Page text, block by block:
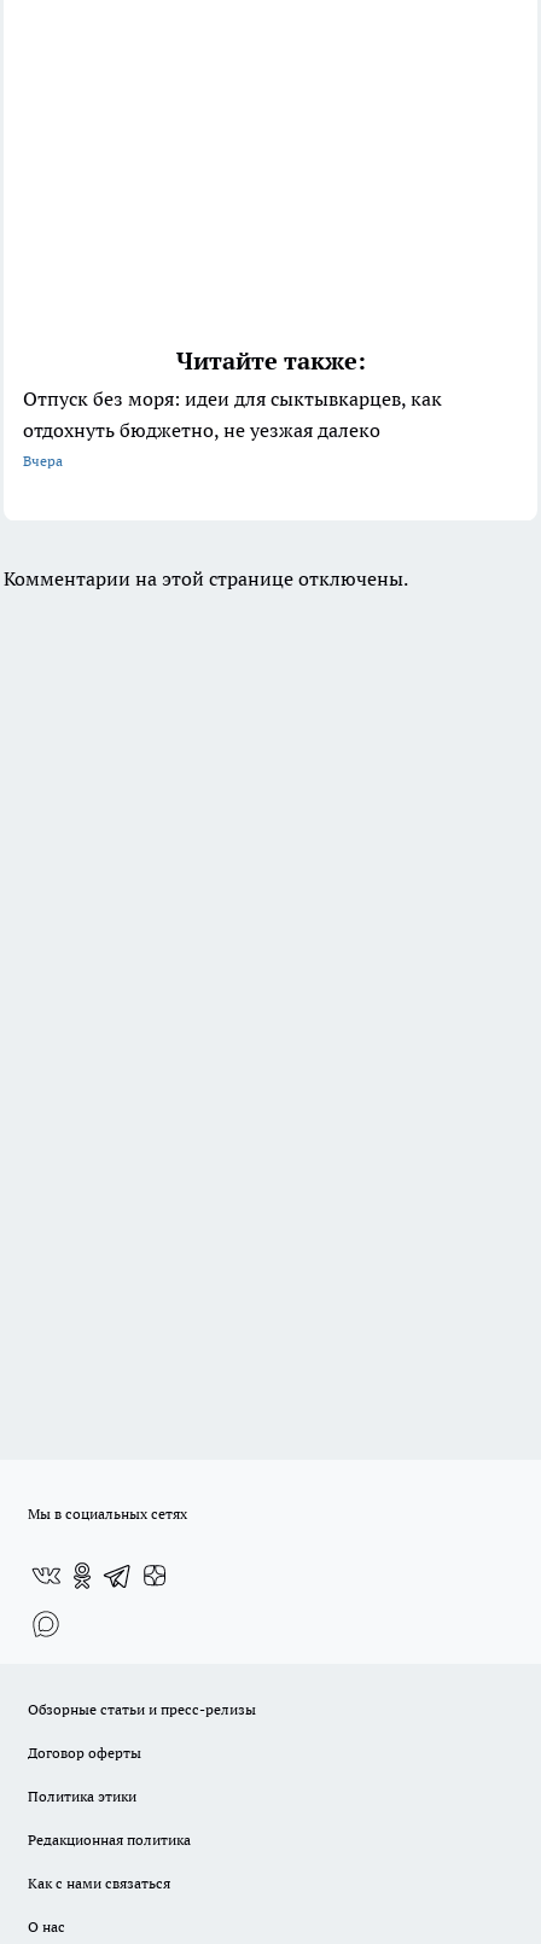
Читайте также:
Отпуск без моря: идеи для сыктывкарцев, как
отдохнуть бюджетно, не уезжая далеко
Вчера
Комментарии на этой странице отключены.
Мы в социальных сетях
Обзорные статьи и пресс-релизы
Договор оферты
Политика этики
Редакционная политика
Как с нами связаться
О нас